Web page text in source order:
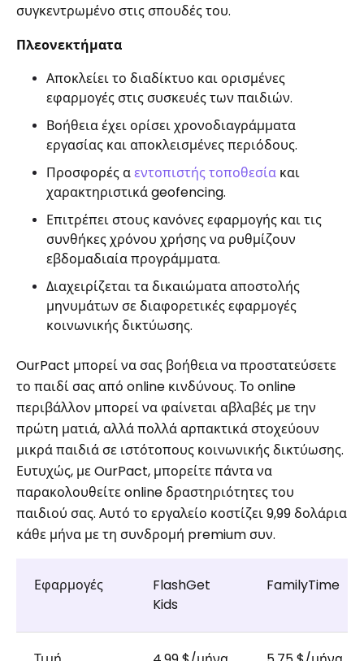
συγκεντρωμένο στις σπουδές του.
Πλεονεκτήματα
Αποκλείει το διαδίκτυο και ορισμένες
εφαρμογές στις συσκευές των παιδιών.
Βοήθεια έχει ορίσει χρονοδιαγράμματα
εργασίας και αποκλεισμένες περιόδους.
Προσφορές αεντοπιστής τοποθεσία και
χαρακτηριστικά geofencing.
Επιτρέπει στους κανόνες εφαρμογής και τις
συνθήκες χρόνου χρήσης να ρυθμίζουν
εβδομαδιαία προγράμματα.
Διαχειρίζεται τα δικαιώματα αποστολής
μηνυμάτων σε διαφορετικές εφαρμογές
κοινωνικής δικτύωσης.
OurPact μπορεί να σας βοήθεια να προστατεύσετε
το παιδί σας από online κινδύνους. Το online
περιβάλλον μπορεί να φαίνεται αβλαβές με την
πρώτη ματιά, αλλά πολλά αρπακτικά στοχεύουν
μικρά παιδιά σε ιστότοπους κοινωνικής δικτύωσης.
Ευτυχώς, με OurPact, μπορείτε πάντα να
παρακολουθείτε online δραστηριότητες του
παιδιού σας. Αυτό το εργαλείο κοστίζει 9,99 δολάρια
κάθε μήνα με τη συνδρομή premium συν.
Εφαρμογές
FlashGet
Kids
FamilyTime